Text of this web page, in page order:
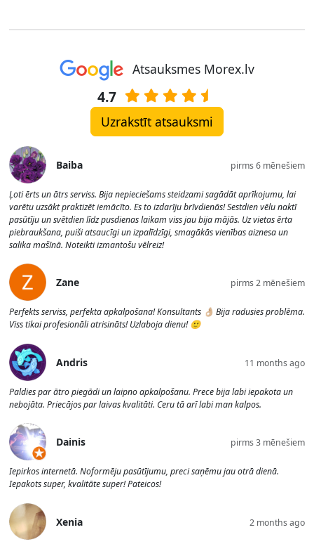
Atsauksmes Morex.lv
4.7
Uzrakstīt atsauksmi
Baiba pirms 6 mēnešiem
Ļoti ērts un ātrs serviss. Bija nepieciešams steidzami sagādāt aprīkojumu, lai
varētu uzsākt praktizēt iemācīto. Es to izdarīju brīvdienās! Sestdien vēlu naktī
pasūtīju un svētdien līdz pusdienas laikam viss jau bija mājās. Uz vietas ērta
piebraukšana, puiši atsaucīgi un izpalīdzīgi, smagākās vienības aiznesa un
salika mašīnā. Noteikti izmantošu vēlreiz!
Zane pirms 2 mēnešiem
Perfekts serviss, perfekta apkalpošana! Konsultants 👌🏼 Bija radusies problēma.
Viss tikai profesionāli atrisināts! Uzlaboja dienu! 🙂
Andris 11 months ago
Paldies par ātro piegādi un laipno apkalpošanu. Prece bija labi iepakota un
nebojāta. Priecājos par laivas kvalitāti. Ceru tā arī labi man kalpos.
Dainis pirms 3 mēnešiem
Iepirkos internetā. Noformēju pasūtījumu, preci saņēmu jau otrā dienā.
Iepakots super, kvalitāte super! Pateicos!
Xenia 2 months ago